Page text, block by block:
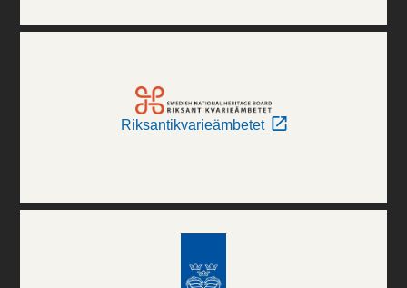
Riksantikvarieämbetet